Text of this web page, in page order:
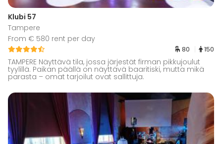
Klubi 57
Tampere
From € 580 rent per day
80 150
TAMPERE Näyttävä tila, jossa järjestät firman pikkujoulut
tyylillä. Paikan päällä on näyttävä baaritiski, mutta mikä
parasta – omat tarjoilut ovat sallittuja.